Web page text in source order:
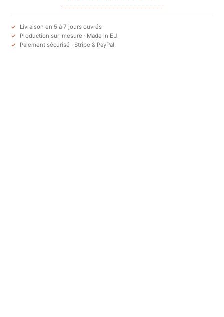
Livraison en 5 à 7 jours ouvrés
Production sur-mesure · Made in EU
Paiement sécurisé · Stripe & PayPal